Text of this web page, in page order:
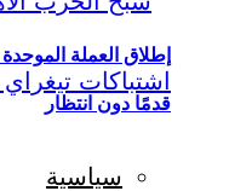
قدمًا دون انتظار
سياسية